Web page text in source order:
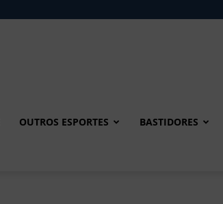
OUTROS ESPORTES BASTIDORES